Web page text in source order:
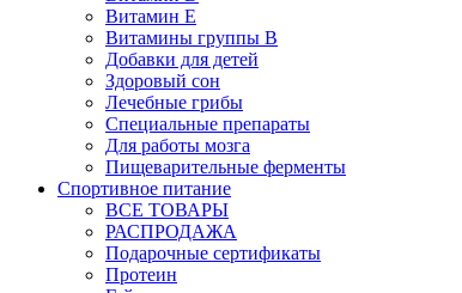
Витамин Е
Витамины группы B
Добавки для детей
Здоровый сон
Лечебные грибы
Специальные препараты
Для работы мозга
Пищеварительные ферменты
Спортивное питание
ВСЕ ТОВАРЫ
РАСПРОДАЖА
Подарочные сертификаты
Протеин